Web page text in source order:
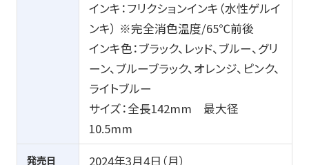
インキ：フリクションインキ（水性ゲルイ
ンキ） ※完全消色温度/65℃前後
インキ色：ブラック、レッド、ブルー、グリ
ーン、ブルーブラック、オレンジ、ピンク、
ライトブルー
サイズ：全長142mm 最大径
10.5mm
発売日 2024年3月4日（月）